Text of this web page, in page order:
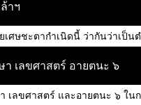
าฯ
เศษชะตากำเนิดนี้ ว่ากันว่าเป็
เลขศาสตร์ อายตนะ ๖
เลขศาสตร์ และอายตนะ ๖ ใน